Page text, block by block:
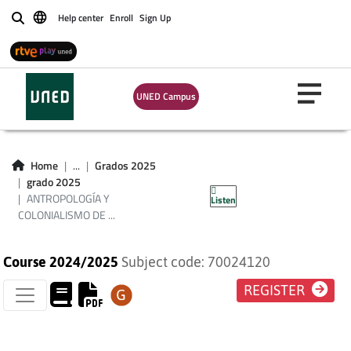
BuscarHelp center Enroll Sign Up
UNED Campus
Home ...
Grados 2025
grado 2025
ANTROPOLOGÍA Y
COLONIALISMO DE ...
Listen
ANTROPOLOGÍA Y
COLONIALISMO DE
ÁFRICA
SUBSAHARIANA
Course 2024/2025 Subject code: 70024120
REGISTER